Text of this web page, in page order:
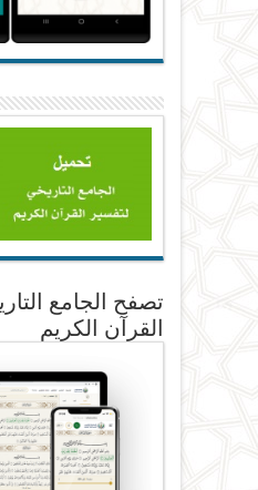
تصفح الجامع
القرآن الكريم